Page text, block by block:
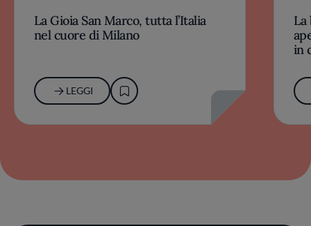
La Gioia San Marco, tutta l’Italia
nel cuore di Milano
LEGGI
La
in